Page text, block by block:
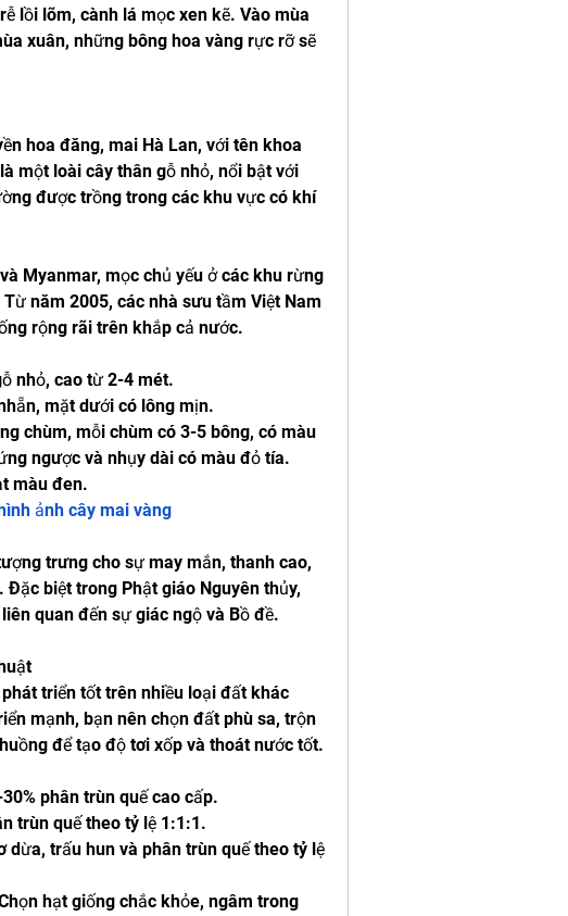
lồi lõm, cành lá mọc xen kẽ. Vào mùa
xuân, những bông hoa vàng rực rỡ sẽ
hoa đăng, mai Hà Lan, với tên khoa
một loài cây thân gỗ nhỏ, nổi bật với
được trồng trong các khu vực có khí
Myanmar, mọc chủ yếu ở các khu rừng
năm 2005, các nhà sưu tầm Việt Nam
rộng rãi trên khắp cả nước.
nhỏ, cao từ 2-4 mét.
mặt dưới có lông mịn.
chùm, mỗi chùm có 3-5 bông, có màu
ngược và nhụy dài có màu đỏ tía.
màu đen.
ảnh cây mai vàng
trưng cho sự may mắn, thanh cao,
biệt trong Phật giáo Nguyên thủy,
quan đến sự giác ngộ và Bồ đề.
triển tốt trên nhiều loại đất khác
mạnh, bạn nên chọn đất phù sa, trộn
để tạo độ tơi xốp và thoát nước tốt.
phân trùn quế cao cấp.
trùn quế theo tỷ lệ 1:1:1.
dừa, trấu hun và phân trùn quế theo tỷ lệ
hạt giống chắc khỏe, ngâm trong